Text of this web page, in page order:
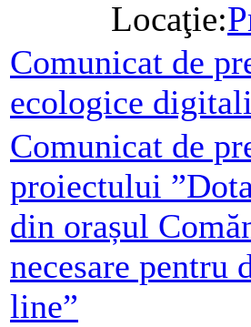
Locaţie:
Comunicat de
ecologice
Comunicat de
proiectului
din orașul
necesare
line”